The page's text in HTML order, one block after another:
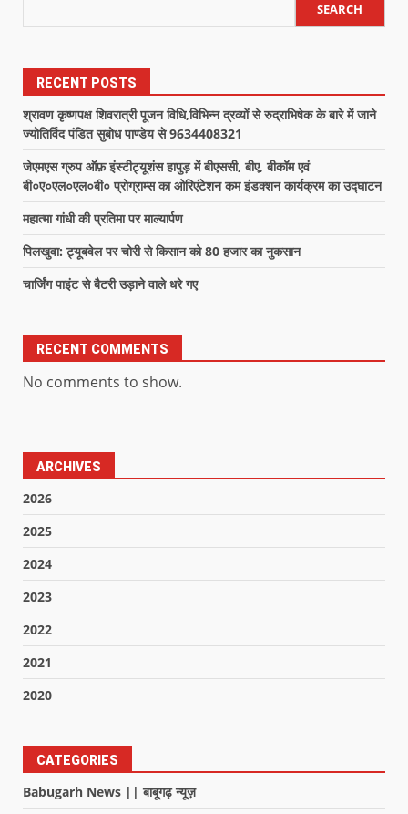
SEARCH
RECENT POSTS
श्रावण कृष्णपक्ष शिवरात्री पूजन विधि,विभिन्न द्रव्यों से रुद्राभिषेक के बारे में जाने
ज्योतिर्विद पंडित सुबोध पाण्डेय से 9634408321
जेएमएस ग्रुप ऑफ़ इंस्टीट्यूशंस हापुड़ में बीएससी, बीए, बीकॉम एवं
बी०ए०एल०एल०बी० प्रोग्राम्स का ओरिएंटेशन कम इंडक्शन कार्यक्रम का उद्घाटन
महात्मा गांधी की प्रतिमा पर माल्यार्पण
पिलखुवा: ट्यूबवेल पर चोरी से किसान को 80 हजार का नुकसान
चार्जिंग पाइंट से बैटरी उड़ाने वाले धरे गए
RECENT COMMENTS
No comments to show.
ARCHIVES
2026
2025
2024
2023
2022
2021
2020
CATEGORIES
Babugarh News || बाबूगढ़ न्यूज़